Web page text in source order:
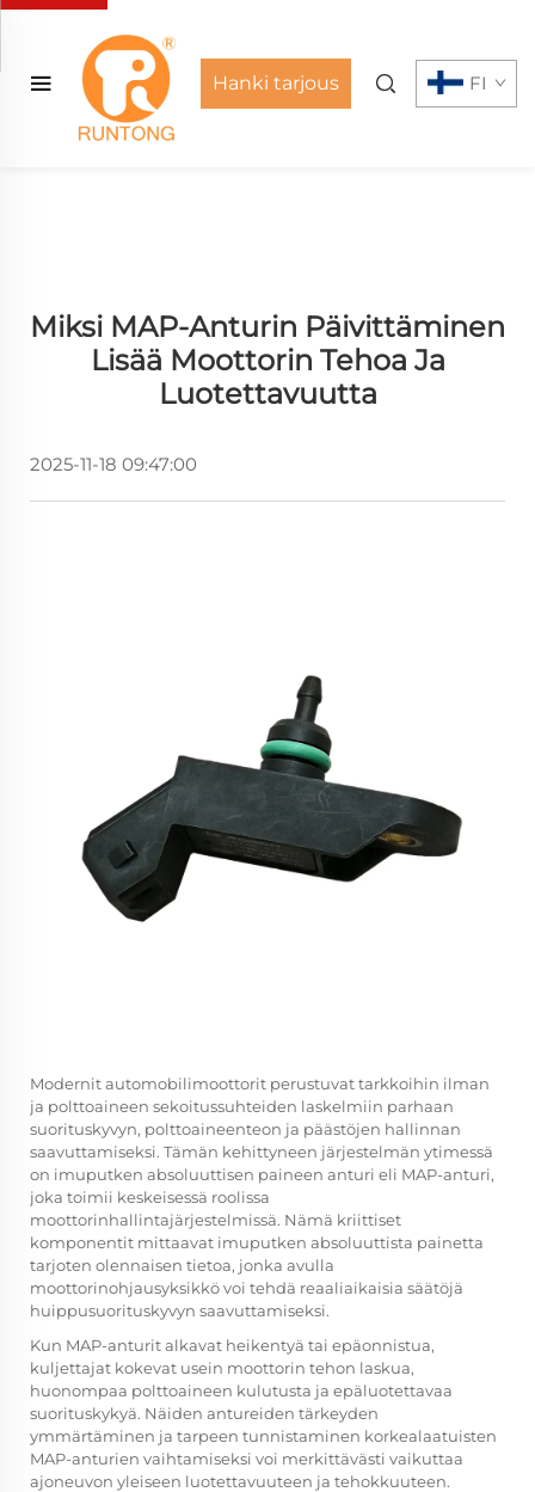
Hanki tarjous FI
Miksi MAP-Anturin Päivittäminen
Lisää Moottorin Tehoa Ja
Luotettavuutta
2025-11-18 09:47:00
Modernit automobilimoottorit perustuvat tarkkoihin ilman
ja polttoaineen sekoitussuhteiden laskelmiin parhaan
suorituskyvyn, polttoaineenteon ja päästöjen hallinnan
saavuttamiseksi. Tämän kehittyneen järjestelmän ytimessä
on imuputken absoluuttisen paineen anturi eli MAP-anturi,
joka toimii keskeisessä roolissa
moottorinhallintajärjestelmissä. Nämä kriittiset
komponentit mittaavat imuputken absoluuttista painetta
tarjoten olennaisen tietoa, jonka avulla
moottorinohjausyksikkö voi tehdä reaaliaikaisia säätöjä
huippusuorituskyvyn saavuttamiseksi.
Kun MAP-anturit alkavat heikentyä tai epäonnistua,
kuljettajat kokevat usein moottorin tehon laskua,
huonompaa polttoaineen kulutusta ja epäluotettavaa
suorituskykyä. Näiden antureiden tärkeyden
ymmärtäminen ja tarpeen tunnistaminen korkealaatuisten
MAP-anturien vaihtamiseksi voi merkittävästi vaikuttaa
ajoneuvon yleiseen luotettavuuteen ja tehokkuuteen.